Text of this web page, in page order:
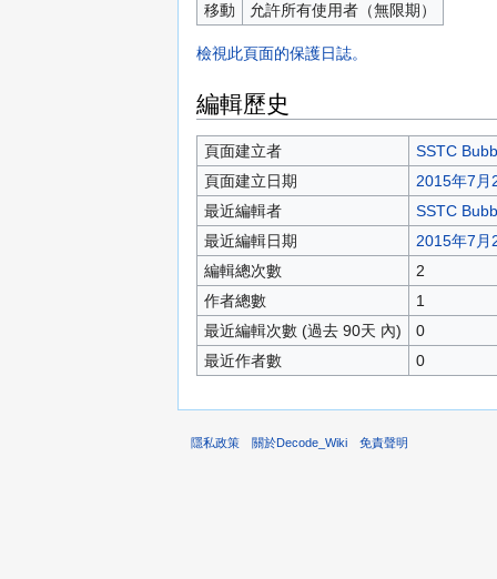
移動
允許所有使用者（無限期）
檢視此頁面的保護日誌。
編輯歷史
頁面建立者
SSTC
頁面建立日期
2015年7月
最近編輯者
SSTC
最近編輯日期
2015年7月
編輯總次數
2
作者總數
1
最近編輯次數 (過去 90天 內)
0
最近作者數
0
隱私政策 關於Decode_Wiki 免責聲明